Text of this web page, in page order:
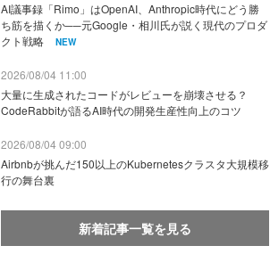
AI議事録「Rimo」はOpenAI、Anthropic時代にどう勝
ち筋を描くか──元Google・相川氏が説く現代のプロダ
クト戦略
NEW
2026/08/04 11:00
大量に生成されたコードがレビューを崩壊させる？
CodeRabbitが語るAI時代の開発生産性向上のコツ
2026/08/04 09:00
Airbnbが挑んだ150以上のKubernetesクラスタ大規模移
行の舞台裏
新着記事一覧を見る